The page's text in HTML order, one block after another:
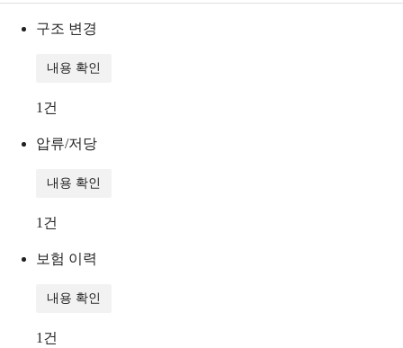
구조 변경
내용 확인
1 건
압류/저당
내용 확인
1 건
보험 이력
내용 확인
1 건